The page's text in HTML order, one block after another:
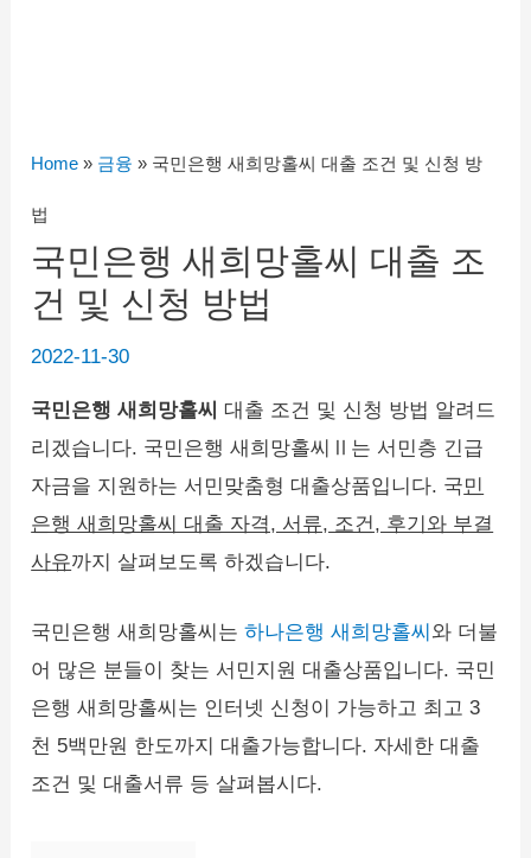
Home » 금융 » 국민은행 새희망홀씨 대출 조건 및 신청 방
법
국민은행 새희망홀씨 대출 조
건 및 신청 방법
2022-11-30
국민은행 새희망홀씨 대출 조건 및 신청 방법 알려드
리겠습니다. 국민은행 새희망홀씨Ⅱ는 서민층 긴급
자금을 지원하는 서민맞춤형 대출상품입니다. 국민
은행 새희망홀씨 대출 자격, 서류, 조건, 후기와 부결
사유까지 살펴보도록 하겠습니다.
국민은행 새희망홀씨는하나은행 새희망홀씨 와 더불
어 많은 분들이 찾는 서민지원 대출상품입니다. 국민
은행 새희망홀씨는 인터넷 신청이 가능하고 최고 3
천 5백만원 한도까지 대출가능합니다. 자세한 대출
조건 및 대출서류 등 살펴봅시다.